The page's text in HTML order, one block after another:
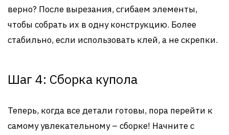
верно? После вырезания, сгибаем элементы,
чтобы собрать их в одну конструкцию. Более
стабильно, если использовать клей, а не скрепки.
Шаг 4: Сборка купола
Теперь, когда все детали готовы, пора перейти к
самому увлекательному – сборке! Начните с